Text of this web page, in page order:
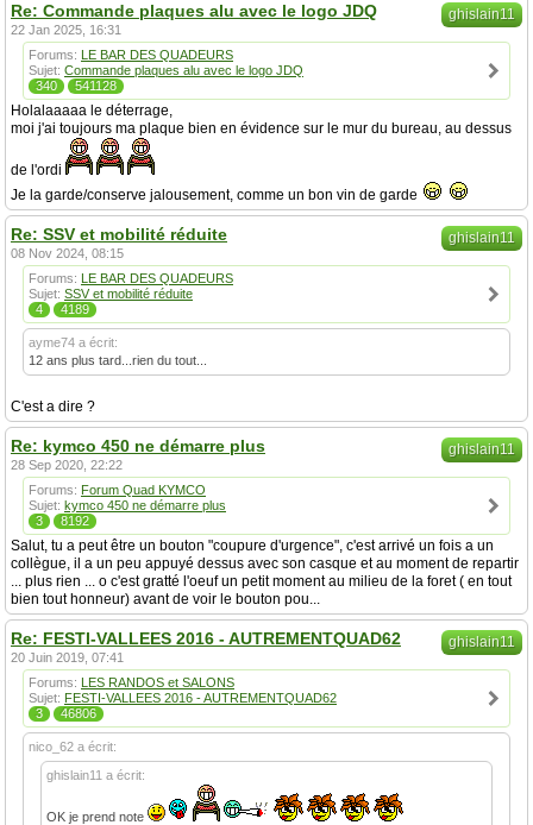
ghislain11
Re: Commande plaques alu avec le logo JDQ
22 Jan 2025, 16:31
Forums: LE BAR DES QUADEURS
Sujet: Commande plaques alu avec le logo JDQ
340
541128
Holalaaaaa le déterrage,
moi j'ai toujours ma plaque bien en évidence sur le mur du bureau, au dessus
de l'ordi
Je la garde/conserve jalousement, comme un bon vin de garde
ghislain11
Re: SSV et mobilité réduite
08 Nov 2024, 08:15
Forums: LE BAR DES QUADEURS
Sujet: SSV et mobilité réduite
4
4189
ayme74 a écrit:
12 ans plus tard...rien du tout...
C'est a dire ?
ghislain11
Re: kymco 450 ne démarre plus
28 Sep 2020, 22:22
Forums: Forum Quad KYMCO
Sujet: kymco 450 ne démarre plus
3
8192
Salut, tu a peut être un bouton "coupure d'urgence", c'est arrivé un fois a un
collègue, il a un peu appuyé dessus avec son casque et au moment de repartir
... plus rien ... o c'est gratté l'oeuf un petit moment au milieu de la foret ( en tout
bien tout honneur) avant de voir le bouton pou...
ghislain11
Re: FESTI-VALLEES 2016 - AUTREMENTQUAD62
20 Juin 2019, 07:41
Forums: LES RANDOS et SALONS
Sujet: FESTI-VALLEES 2016 - AUTREMENTQUAD62
3
46806
nico_62 a écrit:
ghislain11 a écrit:
OK je prend note